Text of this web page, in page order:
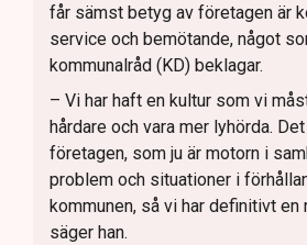
får sämst betyg av företagen är
service och bemötande, något
kommunalråd (KD) beklagar.
– Vi har haft en kultur som vi
hårdare och vara mer lyhörda.
företagen, som ju är motorn i
problem och situationer i
kommunen, så vi har definitivt en
säger han.